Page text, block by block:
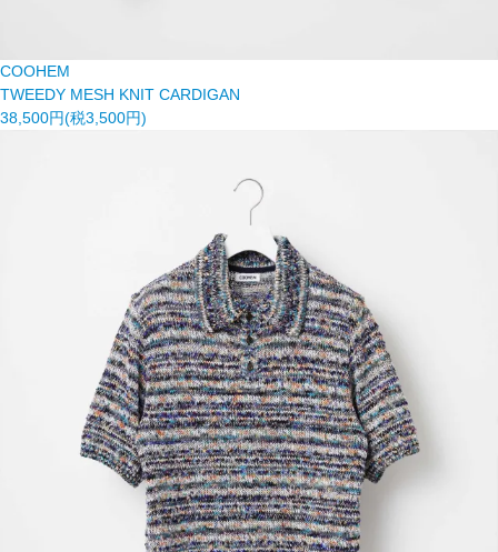
COOHEM
TWEEDY MESH KNIT CARDIGAN
38,500円(税3,500円)